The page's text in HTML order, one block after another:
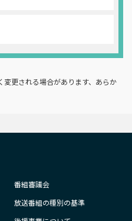
更される場合があります、あらか
番組審議会
放送番組の種別の基準